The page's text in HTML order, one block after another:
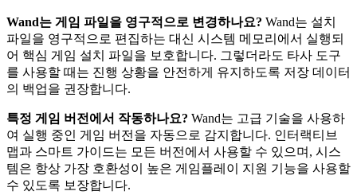
Wand는 게임 파일을 영구적으로 변경하나요? Wand는 설치
파일을 영구적으로 편집하는 대신 시스템 메모리에서 실행되
어 핵심 게임 설치 파일을 보호합니다. 그렇더라도 타사 도구
를 사용할 때는 진행 상황을 안전하게 유지하도록 저장 데이터
의 백업을 권장합니다.
특정 게임 버전에서 작동하나요? Wand는 고급 기술을 사용하
여 실행 중인 게임 버전을 자동으로 감지합니다. 인터랙티브
맵과 스마트 가이드는 모든 버전에서 사용할 수 있으며, 시스
템은 항상 가장 호환성이 높은 게임플레이 지원 기능을 사용할
수 있도록 보장합니다.